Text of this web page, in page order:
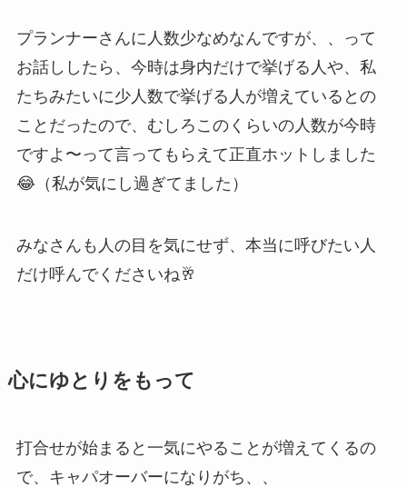
プランナーさんに人数少なめなんですが、、って
お話ししたら、今時は身内だけで挙げる人や、私
たちみたいに少人数で挙げる人が増えているとの
ことだったので、むしろこのくらいの人数が今時
ですよ〜って言ってもらえて正直ホットしました
😂（私が気にし過ぎてました）
みなさんも人の目を気にせず、本当に呼びたい人
だけ呼んでくださいね🥂
心にゆとりをもって
打合せが始まると一気にやることが増えてくるの
で、キャパオーバーになりがち、、